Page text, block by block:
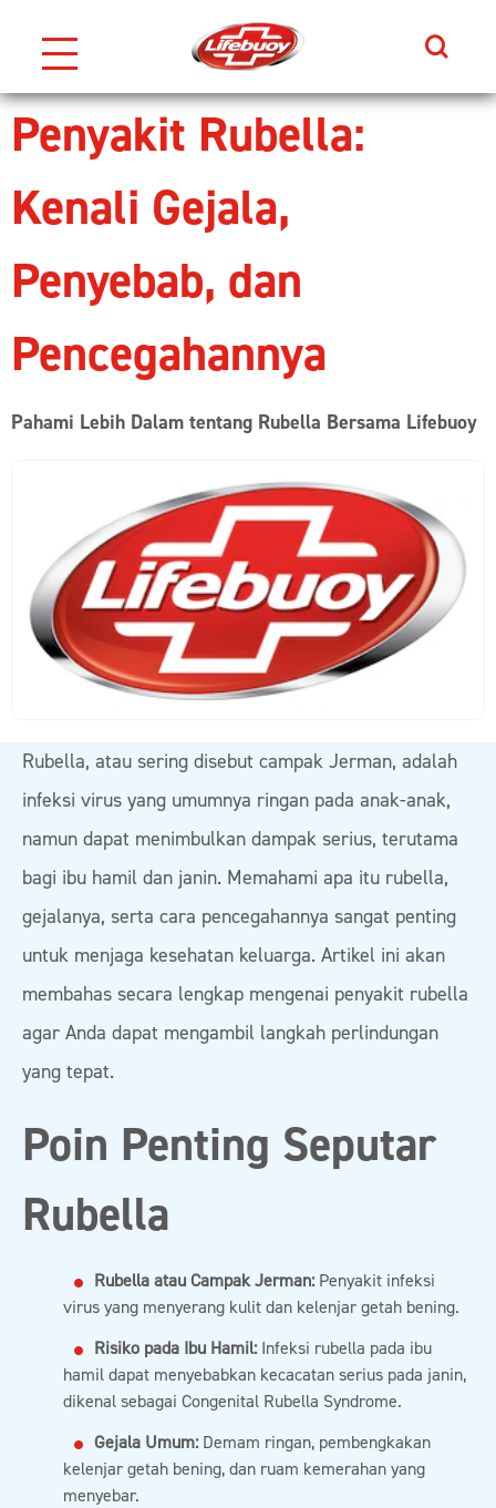
Skip to content
Search
Penyakit Rubella:
Kenali Gejala,
Penyebab, dan
Pencegahannya
Pahami Lebih Dalam tentang Rubella Bersama Lifebuoy
Rubella, atau sering disebut campak Jerman, adalah
infeksi virus yang umumnya ringan pada anak-anak,
namun dapat menimbulkan dampak serius, terutama
bagi ibu hamil dan janin. Memahami apa itu rubella,
gejalanya, serta cara pencegahannya sangat penting
untuk menjaga kesehatan keluarga. Artikel ini akan
membahas secara lengkap mengenai penyakit rubella
agar Anda dapat mengambil langkah perlindungan
yang tepat.
Poin Penting Seputar
Rubella
Rubella atau Campak Jerman:Penyakit infeksi
virus yang menyerang kulit dan kelenjar getah bening.
Risiko pada Ibu Hamil:Infeksi rubella pada ibu
hamil dapat menyebabkan kecacatan serius pada janin,
dikenal sebagai Congenital Rubella Syndrome.
Gejala Umum:Demam ringan, pembengkakan
kelenjar getah bening, dan ruam kemerahan yang
menyebar.